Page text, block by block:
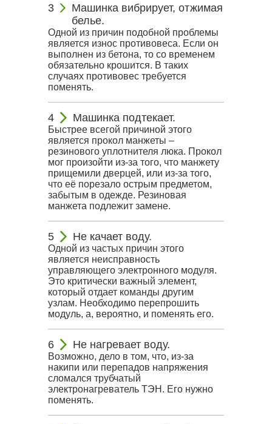
Машинка вибрирует, отжимая
белье.
Одной из причин подобной проблемы
является износ противовеса. Если он
выполнен из бетона, то со временем
обязательно крошится. В таких
случаях противовес требуется
поменять.
Машинка подтекает.
Быстрее всегой причиной этого
является прокол манжеты –
резинового уплотнителя люка. Прокол
мог произойти из-за того, что манжету
прищемили дверцей, или из-за того,
что её порезало острым предметом,
забытым в одежде. Резиновая
манжета подлежит замене.
Не качает воду.
Одной из частых причин этого
является неисправность
управляющего электронного модуля.
Это критически важный элемент,
который отдает команды другим
узлам. Необходимо перепрошить
модуль, а, вероятно, и поменять его.
Не нагревает воду.
Возможно, дело в том, что, из-за
накипи или перепадов напряжения
сломался трубчатый
электронагреватель ТЭН. Его нужно
поменять.